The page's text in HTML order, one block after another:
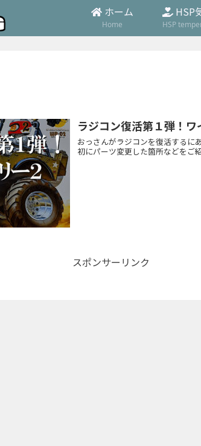
ホーム
Home
HSP
HSP
ラジコン復活第１弾！ワ
おっさんがラジコンを復活するに
初にパーツ変更した箇所などをご紹
スポンサーリンク